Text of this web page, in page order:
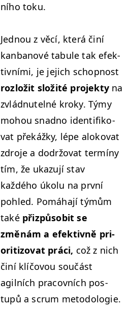
ního toku.
Jed­nou z věcí, která činí
kan­banové tab­ule tak efek­
tivní­mi, je jejich schop­nost
rozložit složité pro­jek­ty na
zvlád­nutel­né kroky. Týmy
mohou snad­no iden­ti­fiko­
vat překážky, lépe aloko­vat
zdro­je a dodržo­vat ter­míny
tím, že ukazu­jí stav
každého úkolu na první
pohled. Pomáha­jí týmům
také přizpů­so­bit se
změnám a efek­tivně pri­
or­i­ti­zo­vat prá­ci, což z nich
činí klíčovou součást
agilních pra­cov­ních pos­
tupů a scrum metodologie.